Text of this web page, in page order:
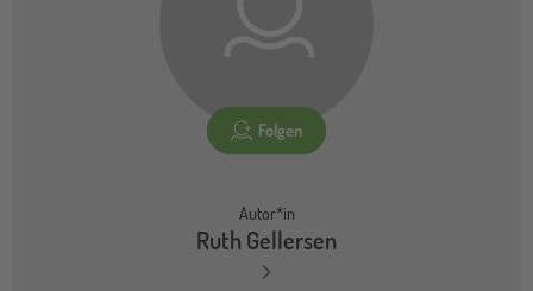
Folgen
Autor*in
Ruth Gellersen